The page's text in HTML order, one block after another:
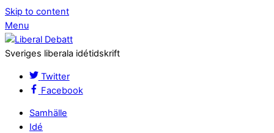
Skip to content
Menu
Sveriges liberala idétidskrift
Twitter
Facebook
Samhälle
Idé